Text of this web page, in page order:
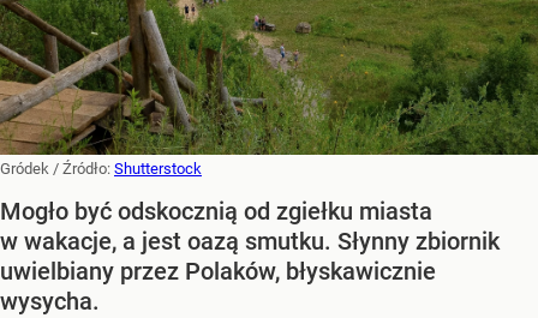
Gródek / Źródło: Shutterstock
Mogło być odskocznią od zgiełku miasta
w wakacje, a jest oazą smutku. Słynny zbiornik
uwielbiany przez Polaków, błyskawicznie
wysycha.